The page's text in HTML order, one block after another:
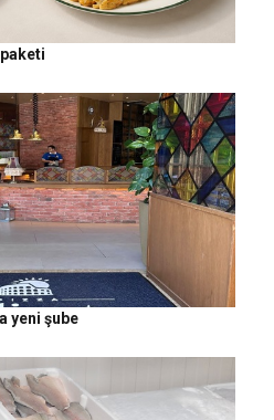
yeni şube